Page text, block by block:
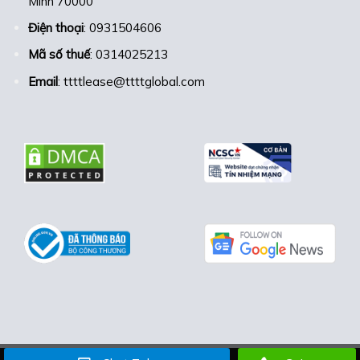
Điện thoại: 0931504606
Mã số thuế: 0314025213
Email: ttttlease@ttttglobal.com